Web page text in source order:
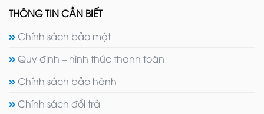
THÔNG TIN CẦN BIẾT
Chính sách bảo mật
Quy định – hình thức thanh toán
Chính sách bảo hành
Chính sách đổi trả